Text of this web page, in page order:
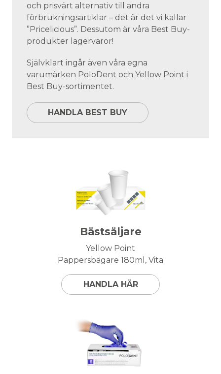
och prisvärt alternativ till andra
förbrukningsartiklar – det är det vi kallar
”Pricelicious”. Dessutom är våra Best Buy-
produkter lagervaror!
Självklart ingår även våra egna
varumärken PoloDent och Yellow Point i
Best Buy-sortimentet.
HANDLA BEST BUY
Bästsäljare
Yellow Point
Pappersbägare 180ml, Vita
HANDLA HÄR